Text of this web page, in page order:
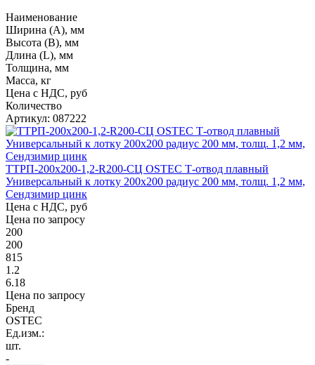
Наименование
Ширина (А), мм
Высота (В), мм
Длина (L), мм
Толщина, мм
Масса, кг
Цена с НДС, руб
Количество
Артикул: 087222
ТТРП-200х200-1,2-R200-СЦ OSTEC Т-отвод плавный
Универсальный к лотку 200х200 радиус 200 мм, толщ. 1,2 мм,
Сендзимир цинк
Цена с НДС, руб
Цена по запросу
200
200
815
1.2
6.18
Цена по запросу
Бренд
OSTEC
Ед.изм.:
шт.
-